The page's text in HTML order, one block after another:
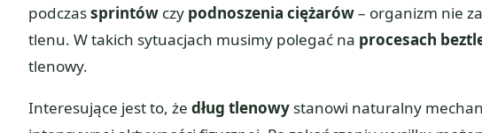
podczassprintów czy podnoszenia ciężarów– organizm nie
tlenu. W takich sytuacjach musimy polegać na procesach
tlenowy.
Interesujące jest to, że dług tlenowy stanowi naturalny